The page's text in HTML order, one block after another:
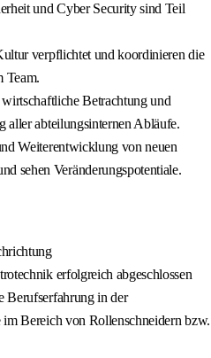
und Cyber Security sind Teil
verpflichtet und koordinieren die
Team.
Betrachtung und
aller abteilungsinternen Abläufe.
Weiterentwicklung von neuen
sehen Veränderungspotentiale.
erfolgreich abgeschlossen
Berufserfahrung in der
Bereich von Rollenschneidern bzw.